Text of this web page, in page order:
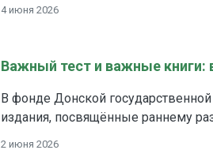
4 июня 2026
Важный тест и важные книги:
В фонде Донской
издания, посвящённые раннему
2 июня 2026